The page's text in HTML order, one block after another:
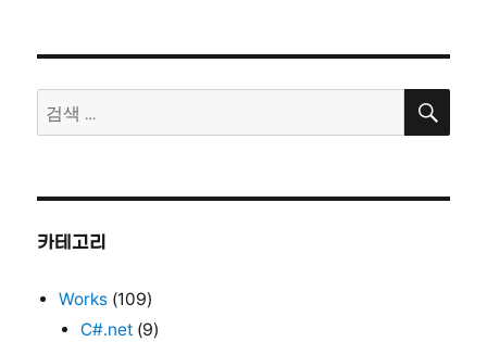
검
색:
검
카테고리
Works (109)
C#.net (9)